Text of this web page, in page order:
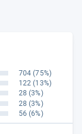
704 (75%)
122 (13%)
28 (3%)
28 (3%)
56 (6%)